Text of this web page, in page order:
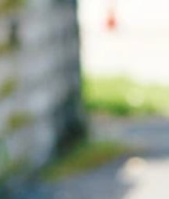
た園田真理（©石森プロ・東